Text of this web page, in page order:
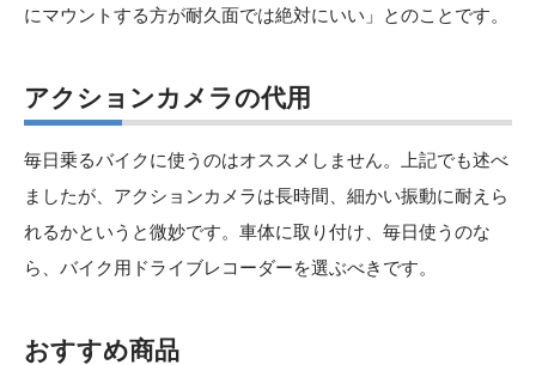
にマウントする方が耐久面では絶対にいい」とのことです。
アクションカメラの代用
毎日乗るバイクに使うのはオススメしません。上記でも述べ
ましたが、アクションカメラは長時間、細かい振動に耐えら
れるかというと微妙です。車体に取り付け、毎日使うのな
ら、バイク用ドライブレコーダーを選ぶべきです。
おすすめ商品